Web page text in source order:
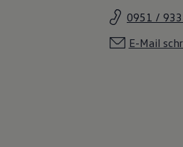
0951 /
E-Mail